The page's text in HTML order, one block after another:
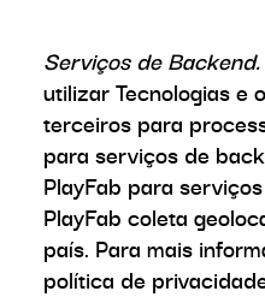
Serviços de Backend.
utilizar Tecnologias e
terceiros para
para serviços de
PlayFab para
PlayFab coleta
país. Para mais
política de